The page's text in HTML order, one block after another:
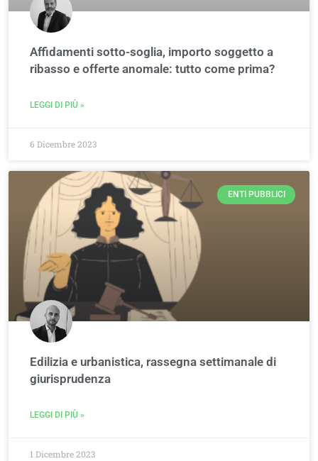
Affidamenti sotto-soglia, importo soggetto a
ribasso e offerte anomale: tutto come prima?
LEGGI DI PIÙ »
6 Dicembre 2023
ENTI PUBBLICI
Edilizia e urbanistica, rassegna settimanale di
giurisprudenza
LEGGI DI PIÙ »
1 Dicembre 2023